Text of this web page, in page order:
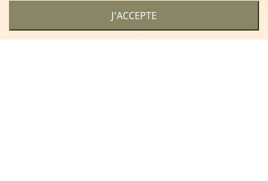
J'ACCEPTE